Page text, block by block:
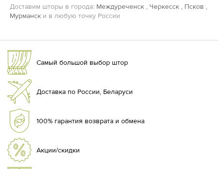
Доставим шторы в города: Междуреченск , Черкесск , Псков ,
Мурманск и в любую точку России
Самый большой выбор штор
Доставка по России, Беларуси
100% гарантия возврата и обмена
Акции/скидки